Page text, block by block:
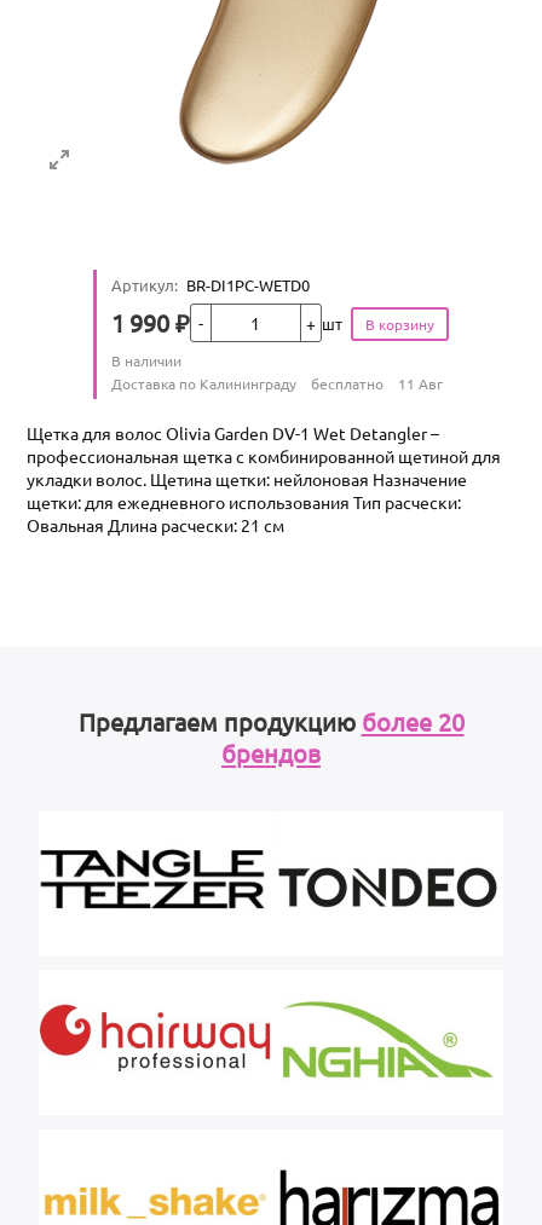
Артикул: BR-DI1PC-WETD0
Цена
1 990 ₽Кол-во шт
Количество
В наличии
Условия доставки
Доставка по Калининграду бесплатно 11 Авг
Щетка для волос Olivia Garden DV-1 Wet Detangler –
профессиональная щетка с комбинированной щетиной для
укладки волос. Щетина щетки: нейлоновая Назначение
щетки: для ежедневного использования Тип расчески:
Овальная Длина расчески: 21 см
Предлагаем продукцию более 20
брендов